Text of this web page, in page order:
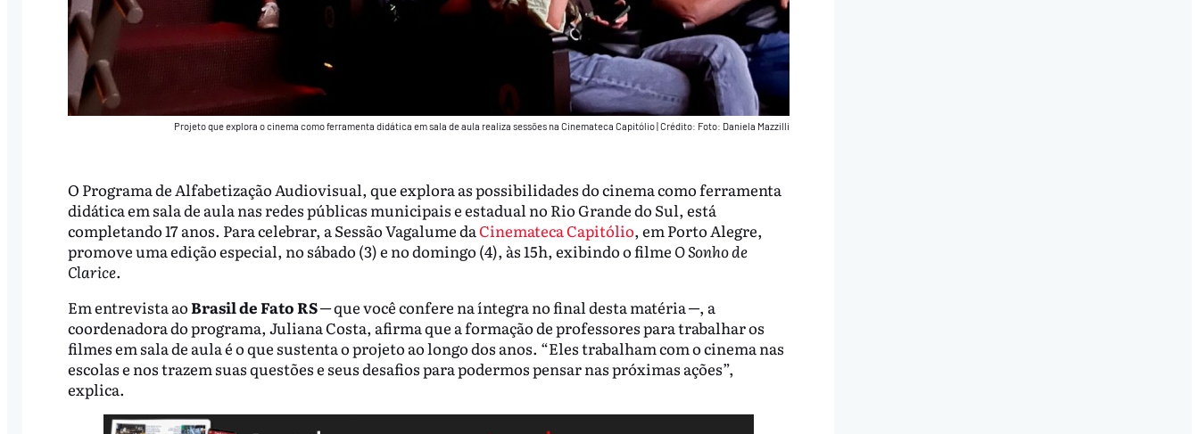
Projeto que explora o cinema como ferramenta didática em sala de aula realiza sessões na Cinemateca Capitólio Crédito: Foto: Daniela Mazzilli
O Programa de Alfabetização Audiovisual, que explora as possibilidades do cinema como ferramenta
didática em sala de aula nas redes públicas municipais e estadual no Rio Grande do Sul, está
completando 17 anos. Para celebrar, a Sessão Vagalume daCinemateca Capitólio, em Porto Alegre,
promove uma edição especial, no sábado (3) e no domingo (4), às 15h, exibindo o filme O Sonho de
Clarice.
Em entrevista aoBrasil de Fato RS─ que você confere na íntegra no final desta matéria ─, a
coordenadora do programa, Juliana Costa, afirma que a formação de professores para trabalhar os
filmes em sala de aula é o que sustenta o projeto ao longo dos anos. “Eles trabalham com o cinema nas
escolas e nos trazem suas questões e seus desafios para podermos pensar nas próximas ações”,
explica.